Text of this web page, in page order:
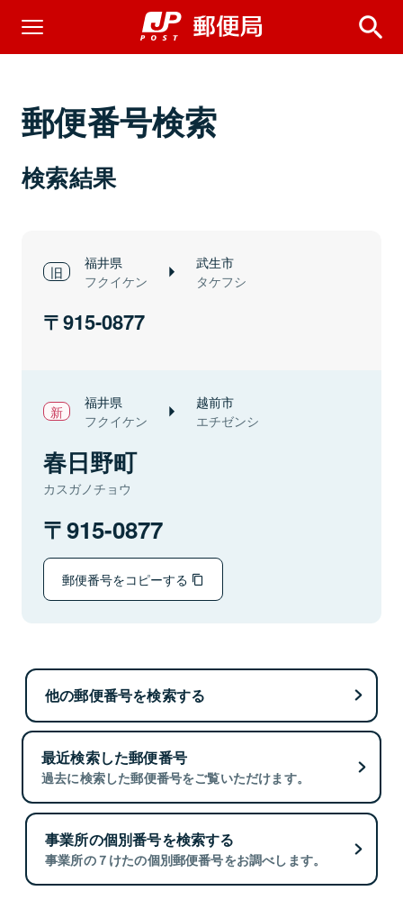
郵便番号検索
検索結果
福井県
フクイケン
武生市
タケフシ
915-0877
福井県
フクイケン
越前市
エチゼンシ
春日野町
カスガノチョウ
915-0877
郵便番号をコピーする
他の郵便番号を検索する
最近検索した郵便番号
過去に検索した郵便番号をご覧いただけます。
事業所の個別番号を検索する
事業所の７けたの個別郵便番号をお調べします。